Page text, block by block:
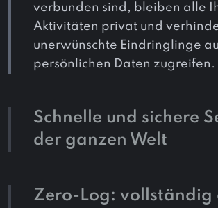
verbunden sind, bleiben alle
Aktivitäten privat und
unerwünschte Eindringlinge
persönlichen Daten zugreifen.
Schnelle und sichere
der ganzen Welt
Zero-Log: vollständig